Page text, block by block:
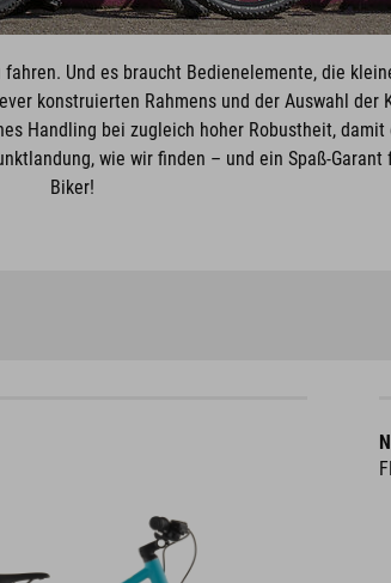
Und es braucht Bedienelemente, die
konstruierten Rahmens und der Auswahl der
Handling bei zugleich hoher Robustheit,
wie wir finden – und ein Spaß-
Biker!